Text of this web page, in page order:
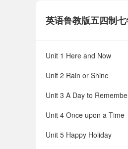
英语鲁教版五四制
Unit 1 Here and Now
Unit 2 Rain or Shine
Unit 3 A Day to
Unit 4 Once upon a Time
Unit 5 Happy Holiday